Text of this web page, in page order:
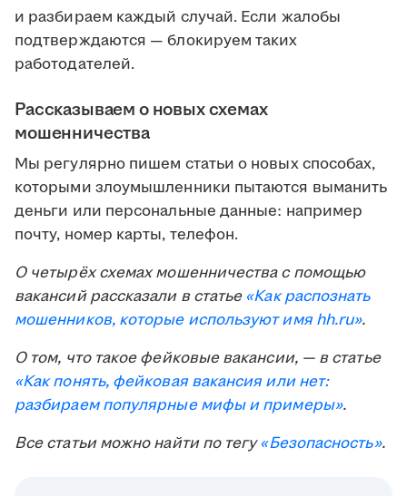
и разбираем каждый случай. Если жалобы
подтверждаются — блокируем таких
работодателей.
Рассказываем о новых схемах
мошенничества
Мы регулярно пишем статьи о новых способах,
которыми злоумышленники пытаются выманить
деньги или персональные данные: например
почту, номер карты, телефон.
О четырёх схемах мошенничества с помощью
вакансий рассказали в статье«Как распознать
мошенников, которые используют имяhh.ru».
О том, что такое фейковые вакансии, — в статье
«Как понять, фейковая вакансия или нет:
разбираем популярные мифы и примеры».
Все статьи можно найти по тегу«Безопасность».